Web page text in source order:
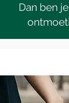
Dan ben